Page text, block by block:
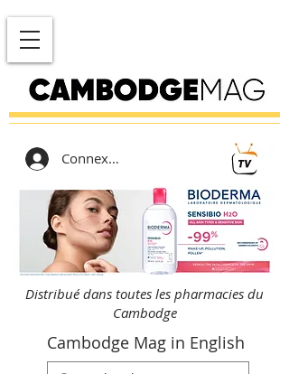
Connexion
Distribué dans toutes les pharmacies du
Cambodge
Cambodge Mag in English